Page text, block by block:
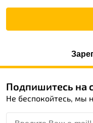
Подпишитесь на
Не беспокойтесь, мы